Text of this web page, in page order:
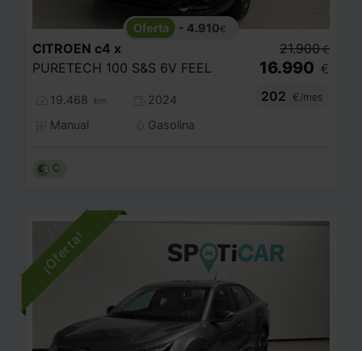
- 4.910€
CITROEN c4 x
PURETECH 100 S&S 6V FEEL
19.468 km
2024
Manual
Gasolina
21.900 €
16.990 €
202
€/mes
C